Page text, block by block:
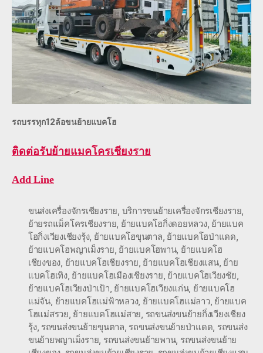
รถบรรทุก12ล้อขนย้ายแบคโฮ
ติดต่อรับย้ายแมคโครเชียงราย
Add Line
ขนส่งเครื่องจักรเชียงราย, บริการขนย้ายเครื่องจักรเชียงราย,
ย้ายรถแม็คโครเชียงราย, ย้ายแบคโฮกิ่งดอยหลวง, ย้ายแบค
โฮกิ่งเวียงเชียงรุ้ง, ย้ายแบคโฮขุนตาล, ย้ายแบคโฮป่าแดด,
ย้ายแบคโฮพญาเม็งราย, ย้ายแบคโฮพาน, ย้ายแบคโฮ
เชียงของ, ย้ายแบคโฮเชียงราย, ย้ายแบคโฮเชียงแสน, ย้าย
แบคโฮเทิง, ย้ายแบคโฮเมืองเชียงราย, ย้ายแบคโฮเวียงชัย,
ย้ายแบคโฮเวียงป่าเป้า, ย้ายแบคโฮเวียงแก่น, ย้ายแบคโฮ
แม่จัน, ย้ายแบคโฮแม่ฟ้าหลวง, ย้ายแบคโฮแม่ลาว, ย้ายแบค
โฮแม่สรวย, ย้ายแบคโฮแม่สาย, รถขนส่งขนย้ายกิ่งเวียงเชียง
รุ้ง, รถขนส่งขนย้ายขุนตาล, รถขนส่งขนย้ายป่าแดด, รถขนส่ง
ขนย้ายพญาเม็งราย, รถขนส่งขนย้ายพาน, รถขนส่งขนย้าย